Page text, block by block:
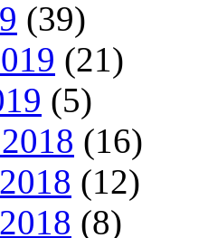
(39)
(21)
(5)
(16)
(12)
(8)